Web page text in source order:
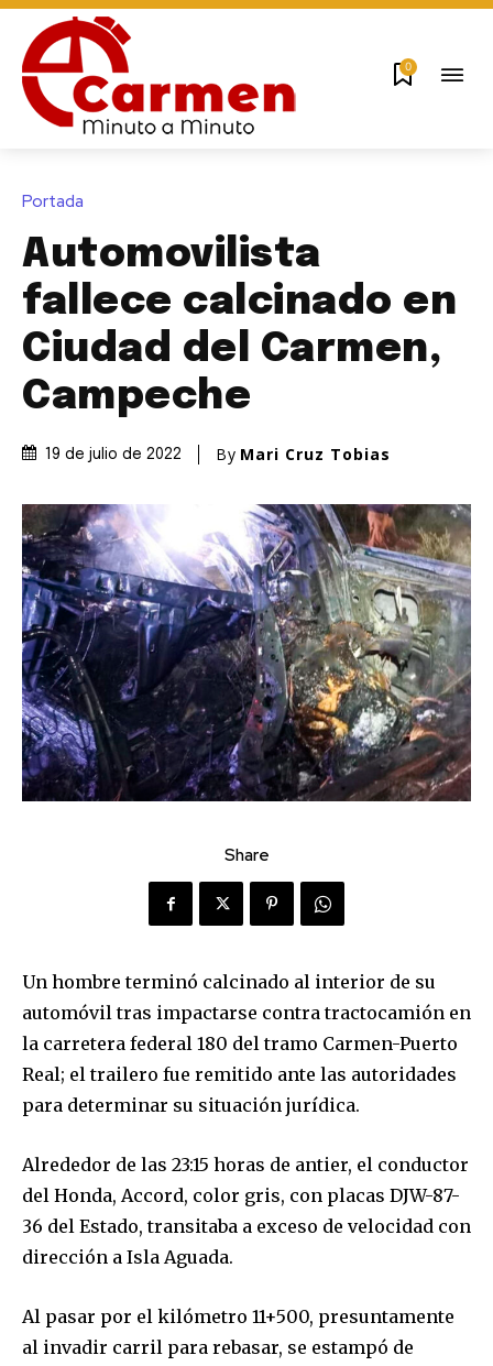
0
Portada
Automovilista
fallece calcinado en
Ciudad del Carmen,
Campeche
19 de julio de 2022 By Mari Cruz Tobias
Share
Un hombre terminó calcinado al interior de su
automóvil tras impactarse contra tractocamión en
la carretera federal 180 del tramo Carmen-Puerto
Real; el trailero fue remitido ante las autoridades
para determinar su situación jurídica.
Alrededor de las 23:15 horas de antier, el conductor
del Honda, Accord, color gris, con placas DJW-87-
36 del Estado, transitaba a exceso de velocidad con
dirección a Isla Aguada.
Al pasar por el kilómetro 11+500, presuntamente
al invadir carril para rebasar, se estampó de